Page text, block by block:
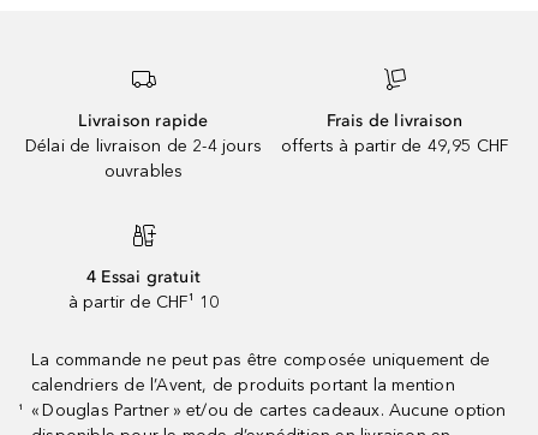
Livraison rapide
Délai de livraison de 2-4 jours
ouvrables
Frais de livraison
offerts à partir de 49,95 CHF
4 Essai gratuit
à partir de CHF¹ 10
¹
La commande ne peut pas être composée uniquement de
calendriers de l’Avent, de produits portant la mention
« Douglas Partner » et/ou de cartes cadeaux. Aucune option